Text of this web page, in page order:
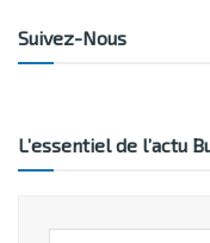
Suivez-Nous
L’essentiel de l’actu